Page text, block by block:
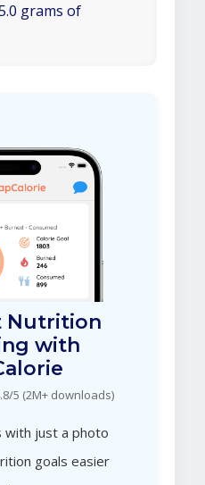
grams of
Nutrition
with
5 (2M+ downloads)
with just a photo
goals easier